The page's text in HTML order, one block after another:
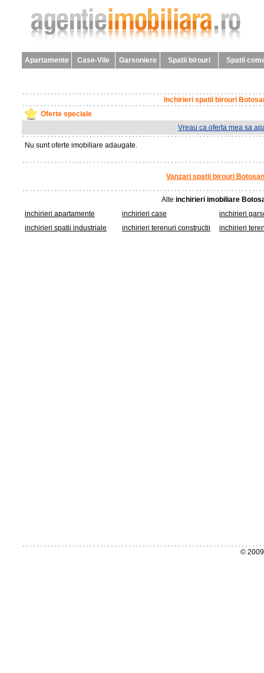
Apartamente Case-Vile Garsoniere Spatii birouri Spatii
Inchirieri spatii birouri
Oferte speciale
Vreau ca oferta mea sa
Nu sunt oferte imobiliare adaugate.
Vanzari spatii birouri
Alte inchirieri imobiliare
inchirieri apartamente
inchirieri case
inchirieri
inchirieri spatii industriale
inchirieri terenuri constructii inchirieri
©